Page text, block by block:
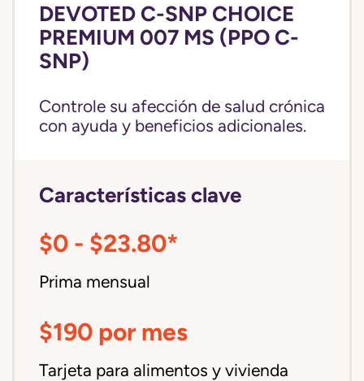
DEVOTED C-SNP CHOICE
PREMIUM 007 MS (PPO C-
SNP)
Controle su afección de salud crónica
con ayuda y beneficios adicionales.
Características clave
$0 - $23.80*
Prima mensual
$190 por mes
Tarjeta para alimentos y vivienda